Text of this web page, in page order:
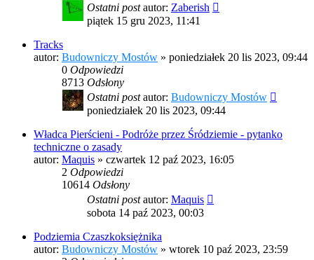
Ostatni postautor: Zaberish
piątek 15 gru 2023, 11:41
Tracks
autor: Budowniczy Mostów » poniedziałek 20 lis 2023, 09:44
0 Odpowiedzi
8713 Odsłony
Ostatni postautor: Budowniczy Mostów
poniedziałek 20 lis 2023, 09:44
Władca Pierścieni - Podróże przez Śródziemie - pytanko
techniczne o zasady
autor: Maquis » czwartek 12 paź 2023, 16:05
2 Odpowiedzi
10614 Odsłony
Ostatni postautor: Maquis
sobota 14 paź 2023, 00:03
Podziemia Czaszkoksiężnika
autor: Budowniczy Mostów » wtorek 10 paź 2023, 23:59